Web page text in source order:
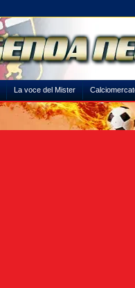
La voce del Mister